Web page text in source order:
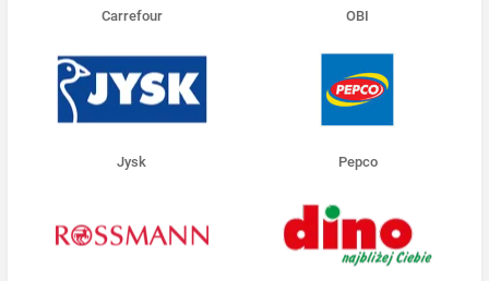
Carrefour OBI
Jysk Pepco